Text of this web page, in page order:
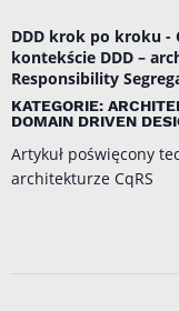
DDD krok po kroku -
kontekście DDD –
Responsibility
KATEGORIE:
DOMAIN DRIVEN
Artykuł poświęcony
architekturze CqRS